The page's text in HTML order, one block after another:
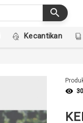
search
Kecantikan
visibility